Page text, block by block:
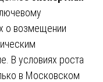
о возмещении
В условиях роста
в Московском